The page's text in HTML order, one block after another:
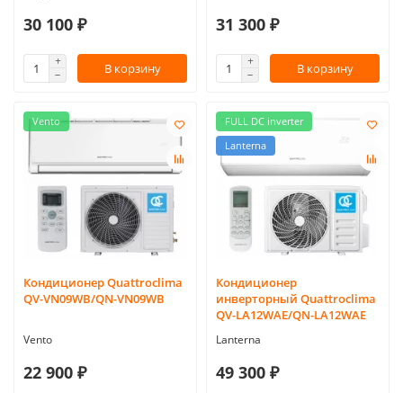
30 100 ₽
В корзину
31 300 ₽
В корзину
Vento
Кондиционер Quattroclima
QV-VN09WB/QN-VN09WB
Vento
22 900 ₽
FULL DC inverter
Lanterna
Кондиционер
инверторный Quattroclima
QV-LA12WAE/QN-LA12WAE
Lanterna
49 300 ₽